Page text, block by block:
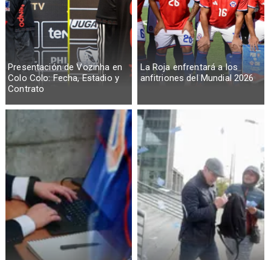
Presentación de Vozinha en
Colo Colo: Fecha, Estadio y
Contrato
La Roja enfrentará a los
anfitriones del Mundial 2026